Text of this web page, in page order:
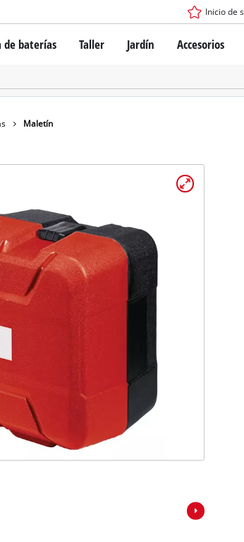
Inicio de
de baterías
de batería Power X-Change
PROFESSIONAL
dispositivos PROFESSIONAL
eléctricas PROFESSIONAL
de jardín PROFESSIONAL
productos Power X-Change
Power X-Change
de jardín Power X-Change
Taller
Destornillador inalámbrico
Rotomartillos
Sierras de mesa
Compresoras de aire
Otras máquinas
Aspiradoras de húmedo/seco
Partidores devehiculos
Equipos pulidores
Jardín Accesorios
Maletín